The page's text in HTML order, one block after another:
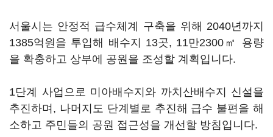
서울시는 안정적 급수체계 구축을 위해 2040년까지
1385억원을 투입해 배수지 13곳, 11만2300㎡ 용량
을 확충하고 상부에 공원을 조성할 계획입니다.
1단계 사업으로 미아배수지와 까치산배수지 신설을
추진하며, 나머지도 단계별로 추진해 급수 불편을 해
소하고 주민들의 공원 접근성을 개선할 방침입니다.